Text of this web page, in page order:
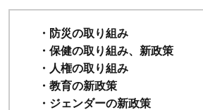
「質の
高い教
育をみ
んな
に」の
関連記
・防災の取り組み
・保健の取り組み、新政策
・人権の取り組み
・教育の新政策
・ジェンダーの新政策